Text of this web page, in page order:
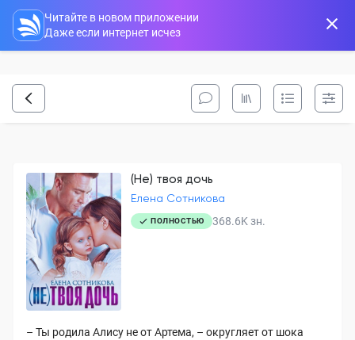
Читайте в новом приложении
Даже если интернет исчез
(Не) твоя дочь
Елена Сотникова
ПОЛНОСТЬЮ 368.6K зн.
– Ты родила Алису не от Артема, – округляет от шока